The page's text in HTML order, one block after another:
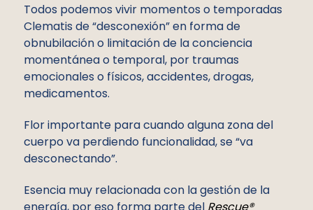
Todos podemos vivir momentos o temporadas
Clematis de “desconexión” en forma de
obnubilación o limitación de la conciencia
momentánea o temporal, por traumas
emocionales o físicos, accidentes, drogas,
medicamentos.
Flor importante para cuando alguna zona del
cuerpo va perdiendo funcionalidad, se “va
desconectando”.
Esencia muy relacionada con la gestión de la
energía, por eso forma parte del Rescue®